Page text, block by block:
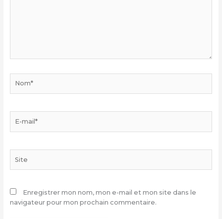
mail*
Enregistrer mon nom, mon e-mail et mon site dans le
navigateur pour mon prochain commentaire.